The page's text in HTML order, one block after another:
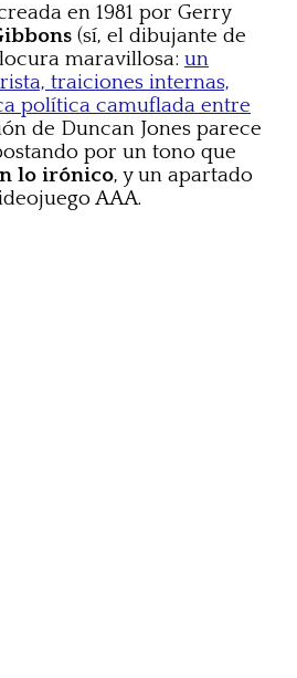
en 1981 por Gerry
(sí, el dibujante de
maravillosa: un
traiciones internas,
política camuflada entre
de Duncan Jones parece
por un tono que
lo irónico, y un apartado
AAA.